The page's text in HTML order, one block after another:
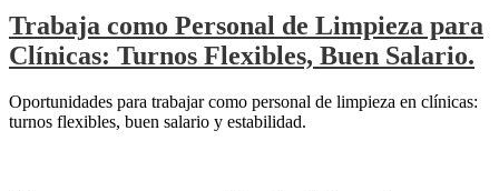
Trabaja como Personal de Limpieza para
Clínicas: Turnos Flexibles, Buen Salario.
Oportunidades para trabajar como personal de limpieza en clínicas:
turnos flexibles, buen salario y estabilidad.